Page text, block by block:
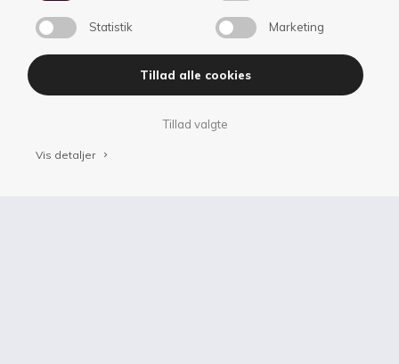
Statistik Marketing
Tillad valgte
Tillad alle cookies
Vis detaljer keyboard_arrow_right